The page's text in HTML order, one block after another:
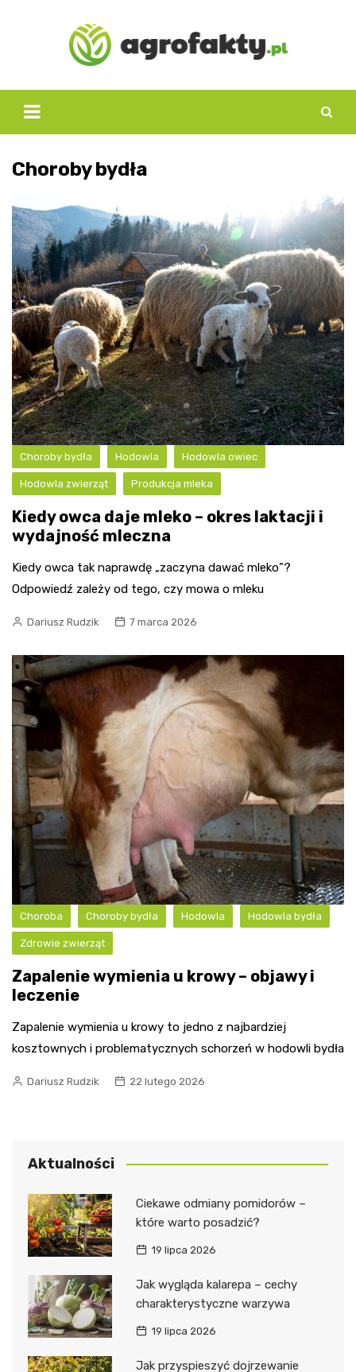
Choroby bydła
Choroby bydła Hodowla Hodowla owiec
Hodowla zwierząt Produkcja mleka
Kiedy owca daje mleko – okres laktacji i
wydajność mleczna
Kiedy owca tak naprawdę „zaczyna dawać mleko”?
Odpowiedź zależy od tego, czy mowa o mleku
Dariusz Rudzik 7 marca 2026
Choroba Choroby bydła Hodowla Hodowla bydła
Zdrowie zwierząt
Zapalenie wymienia u krowy – objawy i
leczenie
Zapalenie wymienia u krowy to jedno z najbardziej
kosztownych i problematycznych schorzeń w hodowli bydła
Dariusz Rudzik 22 lutego 2026
Aktualności
Ciekawe odmiany pomidorów –
które warto posadzić?
19 lipca 2026
Jak wygląda kalarepa – cechy
charakterystyczne warzywa
19 lipca 2026
Jak przyspieszyć dojrzewanie